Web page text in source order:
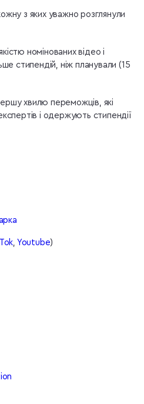
з яких уважно розглянули
номінованих відео і
стипендій, ніж планували (15
хвилю переможців, які
і одержують стипендії
Youtube)